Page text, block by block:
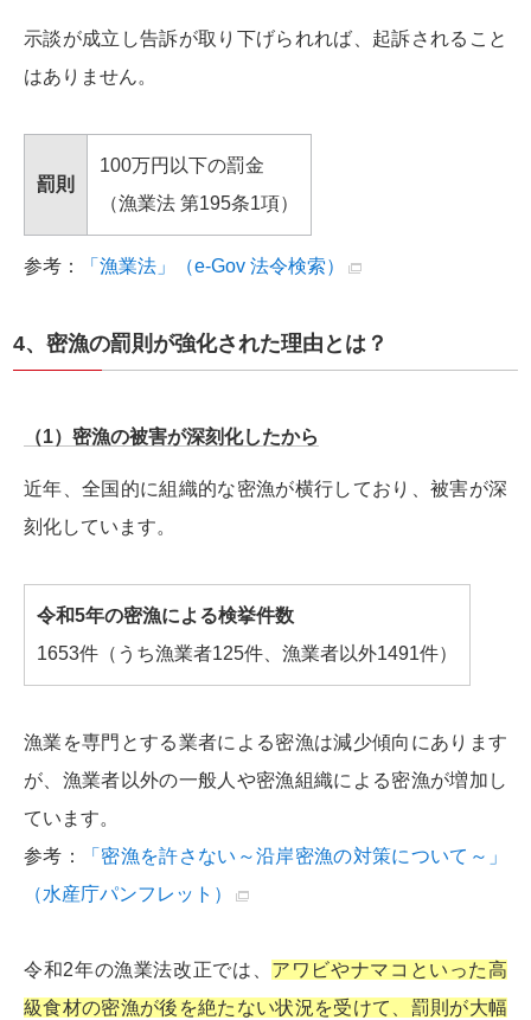
示談が成立し告訴が取り下げられれば、起訴されること
はありません。
罰則
100万円以下の罰金
（漁業法 第195条1項）
参考： 「漁業法」（e-Gov 法令検索）
4、密漁の罰則が強化された理由とは？
（1）密漁の被害が深刻化したから
近年、全国的に組織的な密漁が横行しており、被害が深
刻化しています。
令和5年の密漁による検挙件数
1653件（うち漁業者125件、漁業者以外1491件）
漁業を専門とする業者による密漁は減少傾向にあります
が、漁業者以外の一般人や密漁組織による密漁が増加し
ています。
参考：
「密漁を許さない～沿岸密漁の対策について～」
（水産庁パンフレット）
令和2年の漁業法改正では、 アワビやナマコといった高
級食材の密漁が後を絶たない状況を受けて、罰則が大幅